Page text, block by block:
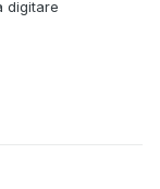
digitare